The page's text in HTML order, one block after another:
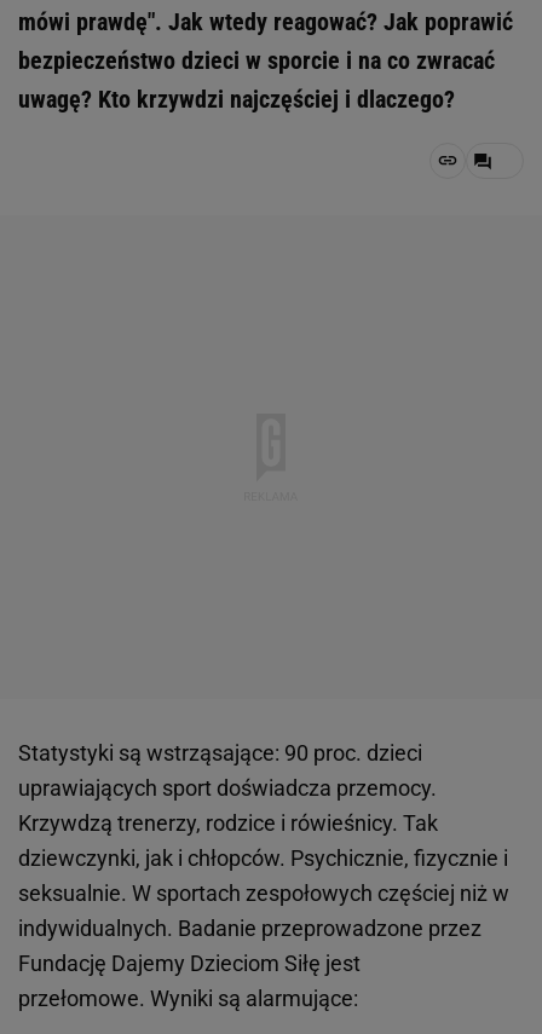
mówi prawdę". Jak wtedy reagować? Jak poprawić
bezpieczeństwo dzieci w sporcie i na co zwracać
uwagę? Kto krzywdzi najczęściej i dlaczego?
Statystyki są wstrząsające: 90 proc. dzieci
uprawiających sport doświadcza przemocy.
Krzywdzą trenerzy, rodzice i rówieśnicy. Tak
dziewczynki, jak i chłopców. Psychicznie, fizycznie i
seksualnie. W sportach zespołowych częściej niż w
indywidualnych. Badanie przeprowadzone przez
Fundację Dajemy Dzieciom Siłę jest
przełomowe. Wyniki są alarmujące: